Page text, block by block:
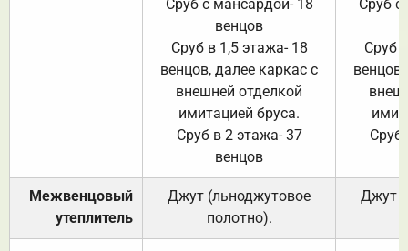
Сруб с мансардой- 18
венцов
Сруб в 1,5 этажа- 18
венцов, далее каркас с
внешней отделкой
имитацией бруса.
Сруб в 2 этажа- 37
венцов
Сруб с
Сруб
Сруб
Межвенцовый
утеплитель
Джут (льноджутовое
полотно).
Джут